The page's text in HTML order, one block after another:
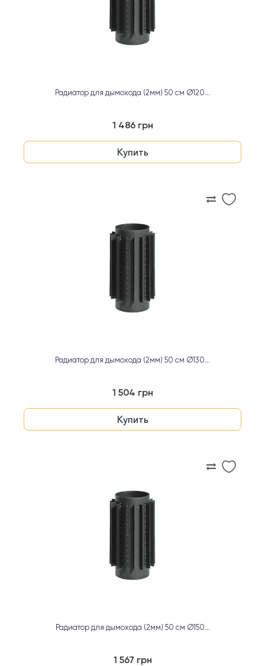
Радиатор для дымохода (2мм) 50 см Ø120...
1 486 грн
Купить
Радиатор для дымохода (2мм) 50 см Ø130...
1 504 грн
Купить
Радиатор для дымохода (2мм) 50 см Ø150...
1 567 грн